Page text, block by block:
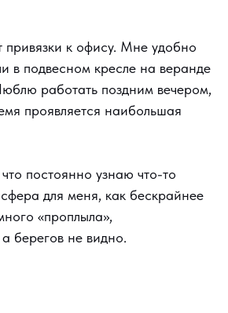
привязки к офису. Мне удобно
в подвесном кресле на веранде
работать поздним вечером,
проявляется наибольшая
постоянно узнаю что-то
для меня, как бескрайнее
«проплыла»,
берегов не видно.